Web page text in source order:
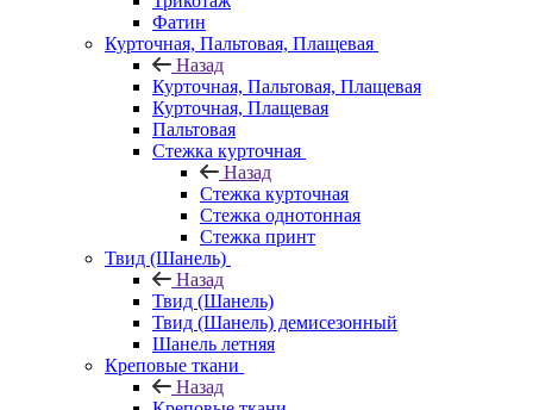
Фатин
Курточная, Пальтовая, Плащевая
Назад
Курточная, Пальтовая, Плащевая
Курточная, Плащевая
Пальтовая
Стежка курточная
Назад
Стежка курточная
Стежка однотонная
Стежка принт
Твид (Шанель)
Назад
Твид (Шанель)
Твид (Шанель) демисезонный
Шанель летняя
Креповые ткани
Назад